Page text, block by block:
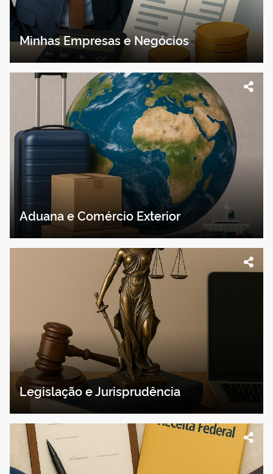
Minhas Empresas e Negócios
Aduana e Comércio Exterior
Legislação e Jurisprudência